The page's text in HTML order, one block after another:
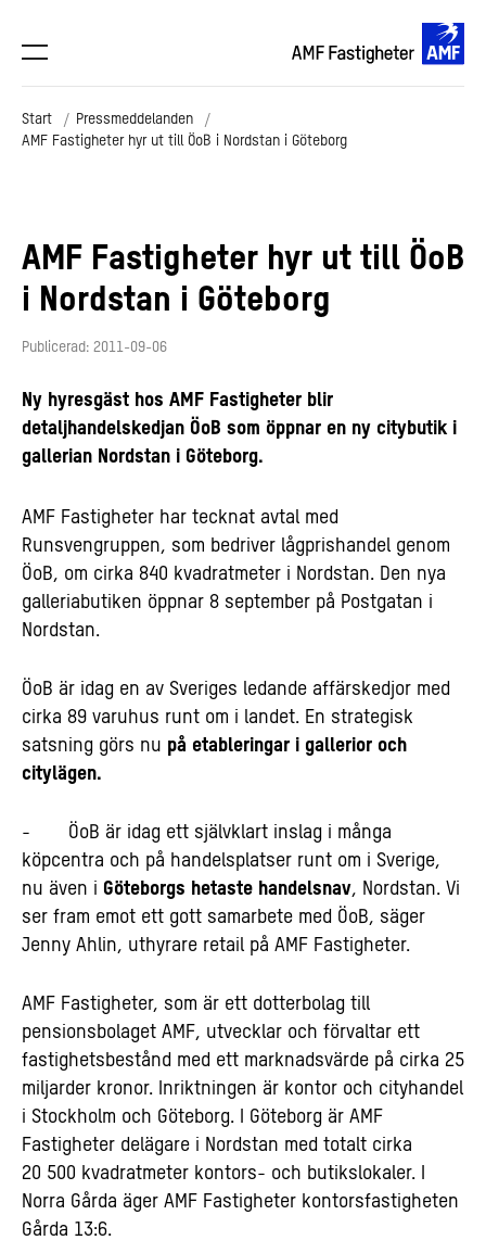
Start
Pressmeddelanden
AMF Fastigheter hyr ut till ÖoB i Nordstan i Göteborg
AMF Fastigheter hyr ut till ÖoB
i Nordstan i Göteborg
Publicerad: 2011-09-06
Ny hyresgäst hos AMF Fastigheter blir
detaljhandelskedjan ÖoB som öppnar en ny citybutik i
gallerian Nordstan i Göteborg.
AMF Fastigheter har tecknat avtal med
Runsvengruppen, som bedriver lågprishandel genom
ÖoB, om cirka 840 kvadratmeter i Nordstan. Den nya
galleriabutiken öppnar 8 september på Postgatan i
Nordstan.
ÖoB är idag en av Sveriges ledande affärskedjor med
cirka 89 varuhus runt om i landet. En strategisk
satsning görs nu på etableringar i gallerior och
citylägen.
- ÖoB är idag ett självklart inslag i många
köpcentra och på handelsplatser runt om i Sverige,
nu även i Göteborgs hetaste handelsnav, Nordstan. Vi
ser fram emot ett gott samarbete med ÖoB, säger
Jenny Ahlin, uthyrare retail på AMF Fastigheter.
AMF Fastigheter, som är ett dotterbolag till
pensionsbolaget AMF, utvecklar och förvaltar ett
fastighetsbestånd med ett marknadsvärde på cirka 25
miljarder kronor. Inriktningen är kontor och cityhandel
i Stockholm och Göteborg. I Göteborg är AMF
Fastigheter delägare i Nordstan med totalt cirka
20 500 kvadratmeter kontors- och butikslokaler. I
Norra Gårda äger AMF Fastigheter kontorsfastigheten
Gårda 13:6.